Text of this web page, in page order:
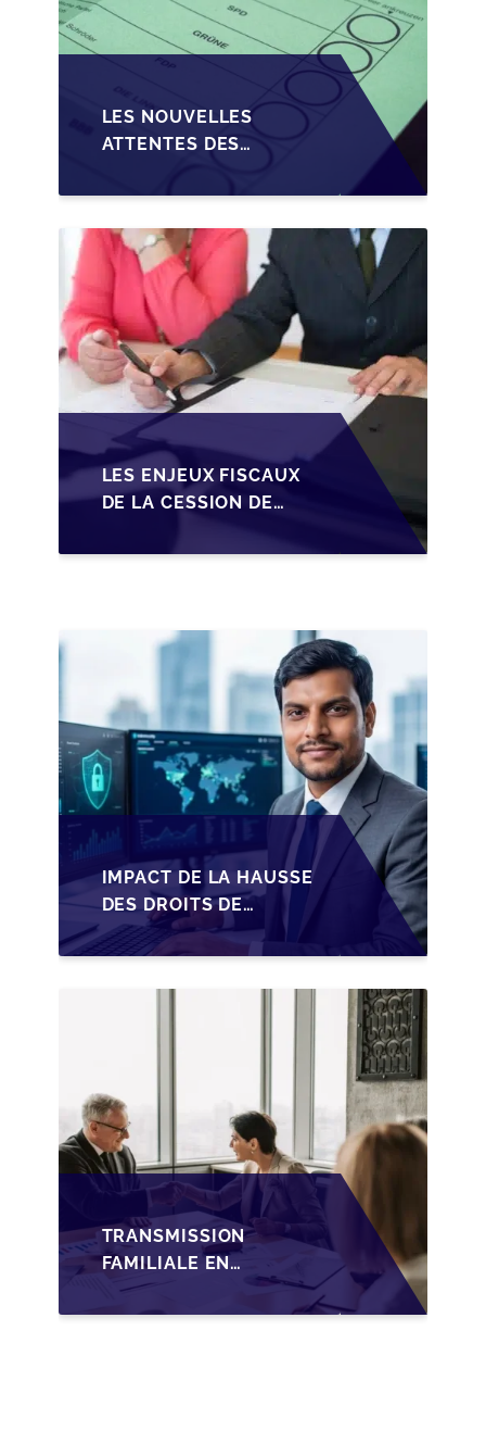
LES NOUVELLES
ATTENTES DES
TRANSMISSION DES
PME BELGES
LES ENJEUX FISCAUX
DE LA CESSION DE
LES DIRIGEANTS DE
IMPACT DE LA HAUSSE
DES DROITS DE
SUCCESSION EN
WALLONIE SUR LA
TRANSMISSION
TRANSMISSION
FAMILIALE EN
WALLONIE :
NOUVELLES